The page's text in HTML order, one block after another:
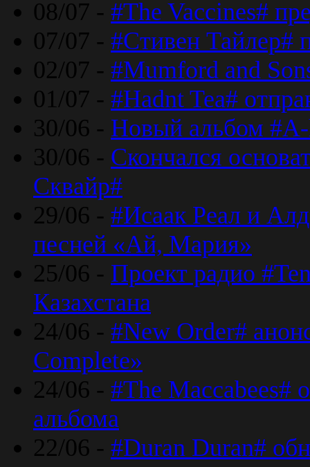
08/07 - #The Vaccines#
07/07 - #Стивен Тайлер#
02/07 - #Mumford and
01/07 - #Hadnt Tea#
30/06 - Новый альбом #A-
30/06 - Скончался
Сквайр#
29/06 - #Исаак Реал и
песней «Ай, Мария»
25/06 - Проект радио
Казахстана
24/06 - #New Order#
Complete»
24/06 - #The Maccabees#
альбома
22/06 - #Duran Duran#